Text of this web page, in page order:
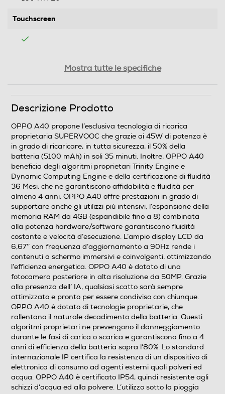
Touchscreen
Dual SIM
Formato Slot SIM
Nano
Format
Bar phone
Banda
Quadri Band - Dual Mode UMTS/GSM
Sistema Operativo - Processore
Sistema operativo
Android
Versione sistema operativo
Android 14
Core processore
Octa Core
Mostra tutte le specifiche
Descrizione Prodotto
OPPO A40 propone l’esclusiva tecnologia di ricarica
proprietaria SUPERVOOC che grazie ai 45W di potenza è
in grado di ricaricare, in tutta sicurezza, il 50% della
batteria (5100 mAh) in soli 35 minuti. Inoltre, OPPO A40
beneficia degli algoritmi proprietari Trinity Engine e
Dynamic Computing Engine e della certificazione di fluidità
36 Mesi, che ne garantiscono affidabilità e fluidità per
almeno 4 anni. OPPO A40 offre prestazioni in grado di
supportare anche gli utilizzi più intensivi, l’espansione della
memoria RAM da 4GB (espandibile fino a 8) combinata
alla potenza hardware/software garantiscono fluidità
costante e velocità d’esecuzione. L’ampio display LCD da
6,67’’ con frequenza d’aggiornamento a 90Hz rende i
contenuti a schermo immersivi e coinvolgenti, ottimizzando
l’efficienza energetica. OPPO A40 è dotato di una
fotocamera posteriore in alta risoluzione da 50MP. Grazie
alla presenza dell’ IA, qualsiasi scatto sarà sempre
ottimizzato e pronto per essere condiviso con chiunque.
OPPO A40 è dotato di tecnologie proprietarie, che
rallentano il naturale decadimento della batteria. Questi
algoritmi proprietari ne prevengono il danneggiamento
durante le fasi di carica o scarica e garantiscono fino a 4
anni di efficienza della batteria sopra l’80%. Lo standard
internazionale IP certifica la resistenza di un dispositivo di
elettronica di consumo ad agenti esterni quali polveri ed
acqua. OPPO A40 è certificato IP54, quindi resistente agli
schizzi d’acqua ed alla polvere. L’utilizzo sotto la pioggia